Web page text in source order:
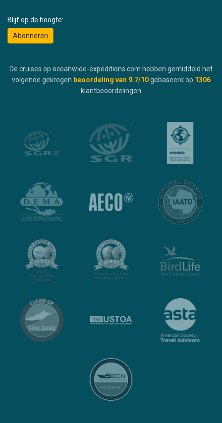
Blijf op de hoogte:
Abonneren
De cruises op oceanwide-expeditions.com hebben gemiddeld het
volgende gekregen beoordeling van 9.7/10 gebaseerd op 1306
klantbeoordelingen